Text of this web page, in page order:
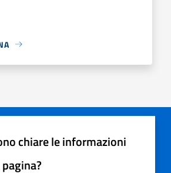
chiare le informazioni